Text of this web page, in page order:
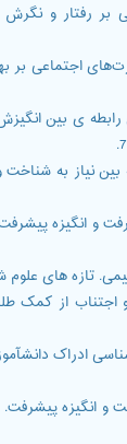
و سطح توانایی
اثربخشی آموزش مهارت‌های
سیدجمال و محمدیان شریف،
در رابطه بین
رابطه بین اهداف
کمک طلبی و
بهرام و اژه ای، جواد. (1399).
نقش اهداف پیشرفت و